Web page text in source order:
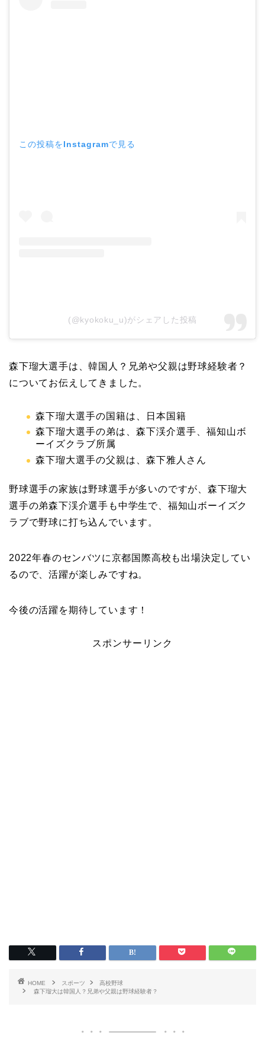
この投稿をInstagramで見る
(@kyokoku_u)がシェアした投稿
森下瑠大選手は、韓国人？兄弟や父親は野球経験者？
についてお伝えしてきました。
森下瑠大選手の国籍は、日本国籍
森下瑠大選手の弟は、森下渓介選手、福知山ボ
ーイズクラブ所属
森下瑠大選手の父親は、森下雅人さん
野球選手の家族は野球選手が多いのですが、森下瑠大
選手の弟森下渓介選手も中学生で、福知山ボーイズク
ラブで野球に打ち込んでいます。
2022年春のセンバツに京都国際高校も出場決定してい
るので、活躍が楽しみですね。
今後の活躍を期待しています！
スポンサーリンク
HOME スポーツ
高校野球
森下瑠大は韓国人？兄弟や父親は野球経験者？